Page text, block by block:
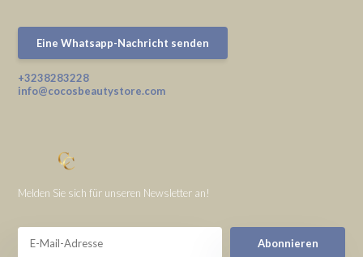
Eine Whatsapp-Nachricht senden
+3238283228
info@cocosbeautystore.com
Melden Sie sich für unseren Newsletter an!
Abonnieren